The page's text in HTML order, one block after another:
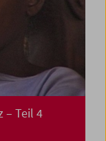
– Teil 4